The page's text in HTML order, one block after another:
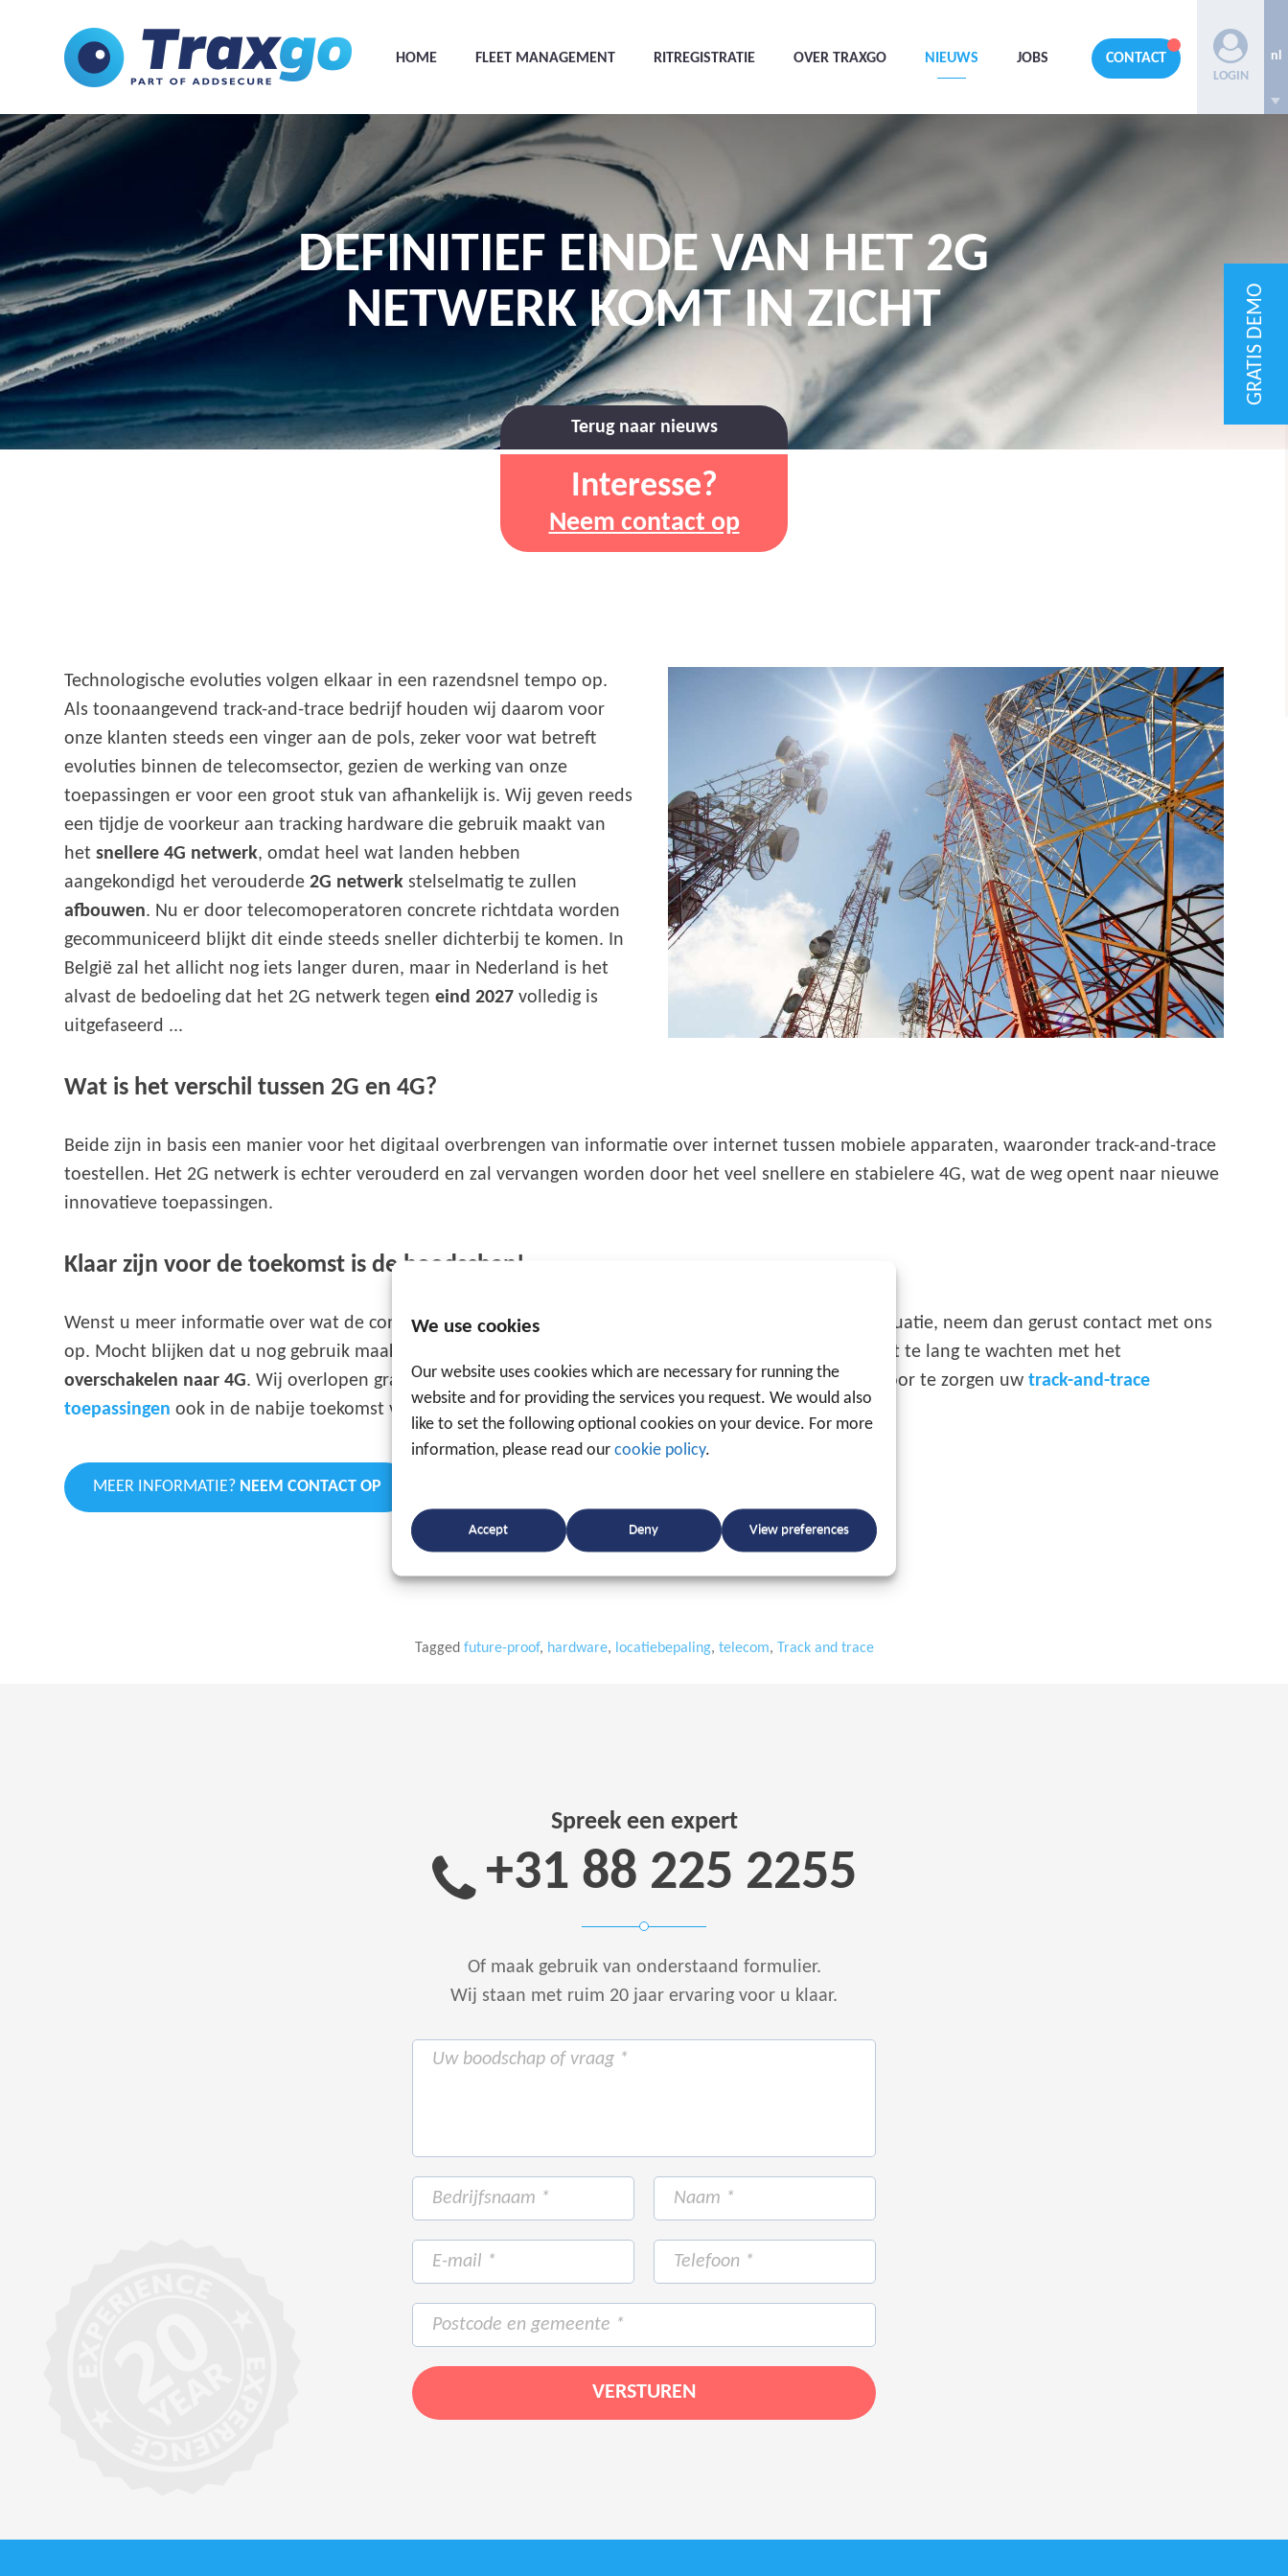
We use cookies
Our website uses cookies which are necessary for running the
website and for providing the services you request. We would also
like to set the following optional cookies on your device. For more
information, please read our cookie policy.
Accept Deny View preferences
HOME FLEET MANAGEMENT RITREGISTRATIE OVER TRAXGO NIEUWS JOBS CONTACT
LOGIN
nl
DEFINITIEF EINDE VAN HET 2G
NETWERK KOMT IN ZICHT
Terug naar nieuws
Interesse?
Neem contact op
Technologische evoluties volgen elkaar in een razendsnel tempo op.
Als toonaangevend track-and-trace bedrijf houden wij daarom voor
onze klanten steeds een vinger aan de pols, zeker voor wat betreft
evoluties binnen de telecomsector, gezien de werking van onze
toepassingen er voor een groot stuk van afhankelijk is. Wij geven reeds
een tijdje de voorkeur aan tracking hardware die gebruik maakt van
hetsnellere 4G netwerk, omdat heel wat landen hebben
aangekondigd het verouderde2G netwerk stelselmatig te zullen
afbouwen. Nu er door telecomoperatoren concrete richtdata worden
gecommuniceerd blijkt dit einde steeds sneller dichterbij te komen. In
België zal het allicht nog iets langer duren, maar in Nederland is het
alvast de bedoeling dat het 2G netwerk tegeneind 2027 volledig is
uitgefaseerd ...
Wat is het verschil tussen 2G en 4G?
Beide zijn in basis een manier voor het digitaal overbrengen van informatie over internet tussen mobiele apparaten, waaronder track-and-trace
toestellen. Het 2G netwerk is echter verouderd en zal vervangen worden door het veel snellere en stabielere 4G, wat de weg opent naar nieuwe
innovatieve toepassingen.
Klaar zijn voor de toekomst is de boodschap!
Wenst u meer informatie over wat de concrete impact van de op stapel staande wijzigingen is op uw situatie, neem dan gerust contact met ons
op. Mocht blijken dat u nog gebruik maakt van 2G hardware, dan zullen wij u sowieso aanraden om niet te lang te wachten met het
overschakelen naar 4G. Wij overlopen graag even samen met u de verschillende mogelijkheden om ervoor te zorgen uwtrack-and-trace
toepassingen ook in de nabije toekomst vlekkeloos blijven werken.
MEER INFORMATIE? NEEM CONTACT OP
Tagged future-proof, hardware, locatiebepaling, telecom, Track and trace
Spreek een expert
+31 88 225 2255
Of maak gebruik van onderstaand formulier.
Wij staan met ruim 20 jaar ervaring voor u klaar.
GRATIS DEMO